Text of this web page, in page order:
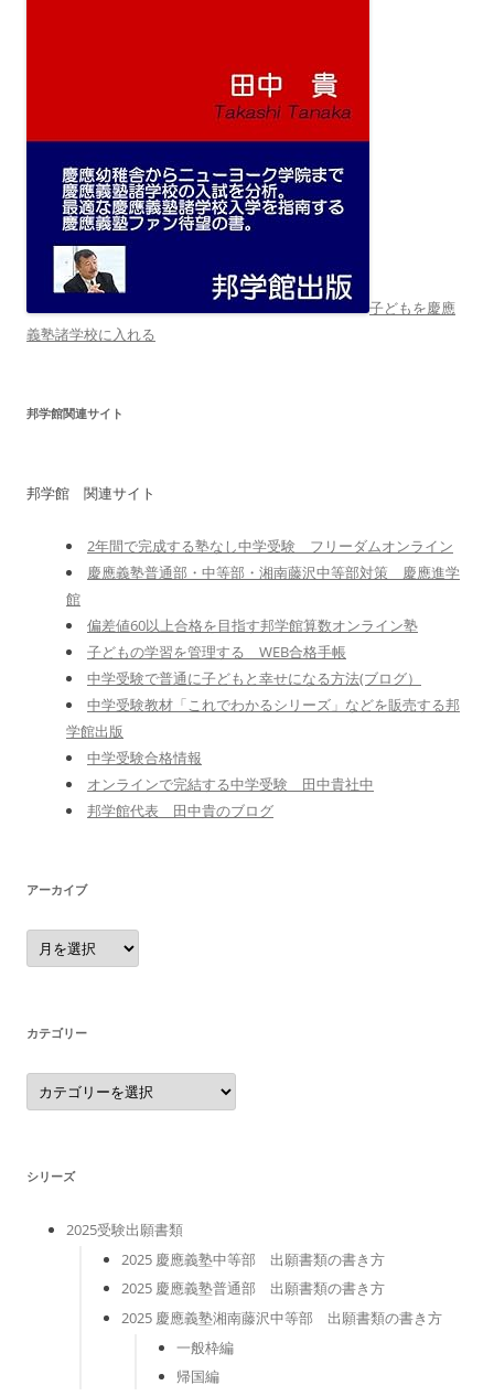
子どもを慶應
義塾諸学校に入れる
邦学館関連サイト
邦学館 関連サイト
2年間で完成する塾なし中学受験 フリーダムオンライン
慶應義塾普通部・中等部・湘南藤沢中等部対策 慶應進学
館
偏差値60以上合格を目指す邦学館算数オンライン塾
子どもの学習を管理する WEB合格手帳
中学受験で普通に子どもと幸せになる方法(ブログ）
中学受験教材「これでわかるシリーズ」などを販売する邦
学館出版
中学受験合格情報
オンラインで完結する中学受験 田中貴社中
邦学館代表 田中貴のブログ
アーカイブ
ア
ー
カ
カテゴリー
カ
テ
ゴ
シリーズ
2025受験出願書類
2025 慶應義塾中等部 出願書類の書き方
2025 慶應義塾普通部 出願書類の書き方
2025 慶應義塾湘南藤沢中等部 出願書類の書き方
一般枠編
帰国編